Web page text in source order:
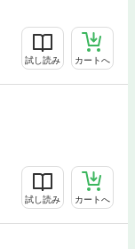
試し読み カートへ
試し読み カートへ